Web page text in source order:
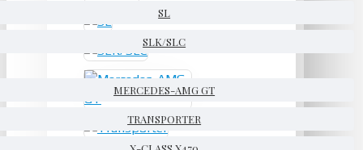
SL
SLK/SLC
MERCEDES-AMG GT
TRANSPORTER